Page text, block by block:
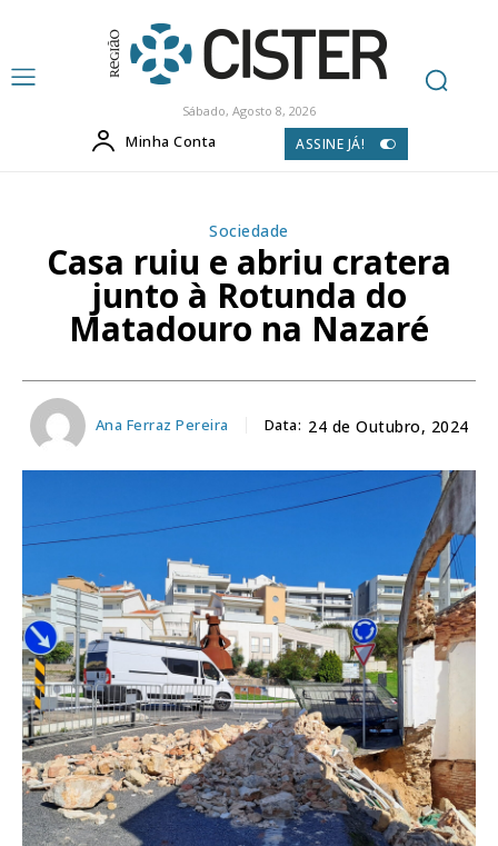
Sábado, Agosto 8, 2026
Minha Conta ASSINE JÁ!
Sociedade
Casa ruiu e abriu cratera
junto à Rotunda do
Matadouro na Nazaré
Ana Ferraz Pereira Data: 24 de Outubro, 2024